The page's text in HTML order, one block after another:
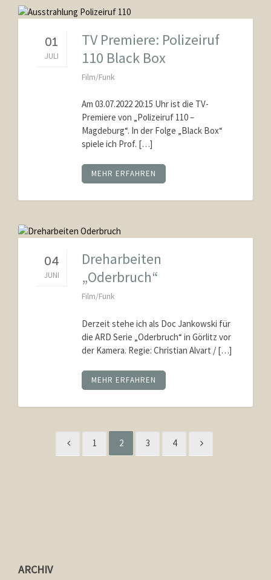
01
JULI
TV Premiere: Polizeiruf
110 Black Box
Film/Funk
Am 03.07.2022 20:15 Uhr ist die TV-
Premiere von „Polizeiruf 110 –
Magdeburg“. In der Folge „Black Box“
spiele ich Prof. […]
MEHR ERFAHREN
04
JUNI
Dreharbeiten
„Oderbruch“
Film/Funk
Derzeit stehe ich als Doc Jankowski für
die ARD Serie „Oderbruch“ in Görlitz vor
der Kamera. Regie: Christian Alvart / […]
MEHR ERFAHREN
1 2 3 4
ARCHIV